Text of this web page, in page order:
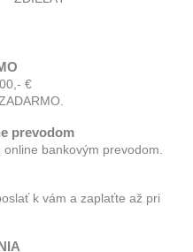
€
prevodom
bankovým prevodom.
k vám a zaplaťte až pri